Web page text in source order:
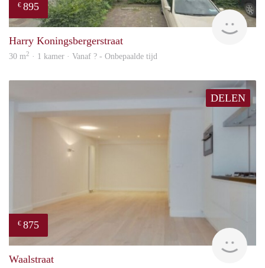
€ 895
rent
Harry Koningsbergerstraat
30 m2 · 1 kamer · Vanaf ? - Onbepaalde tijd
DELEN
€ 875
Waalstraat